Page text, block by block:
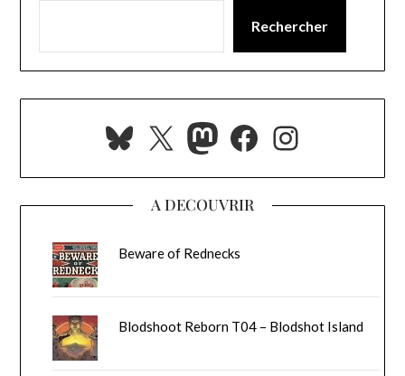
Rechercher
Bluesky
X Mastodon
Facebook
A DECOUVRIR
Beware of Rednecks
Blodshoot Reborn T04 – Blodshot Island